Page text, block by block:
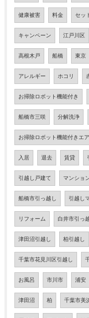
健康被害 料金 セッ
キャンペーン 江戸川区
高根木戸 船橋 東京
アレルギー ホコリ
お掃除ロボット機能付き
船橋市三咲 分解洗浄
お掃除ロボット機能付きエ
入居 退去 賃貸
引越し戸建て マンショ
船橋市引っ越し 引越し
リフォーム 白井市引っ
津田沼引越し 柏引越し
千葉市花見川区引越し
お風呂 市川市 浦安
津田沼 柏 千葉市美